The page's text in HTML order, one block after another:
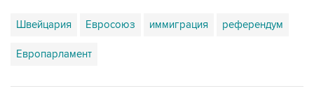
Швейцария Евросоюз иммиграция референдум
Европарламент